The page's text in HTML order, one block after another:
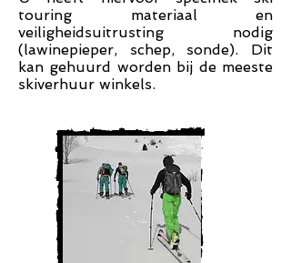
touring materiaal en
veiligheidsuitrusting nodig
(lawinepieper, schep, sonde). Dit
kan gehuurd worden bij de meeste
skiverhuur winkels.